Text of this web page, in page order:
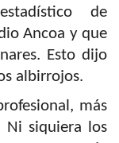
de
Ancoa y que
Esto dijo
albirrojos.
más
Ni siquiera los